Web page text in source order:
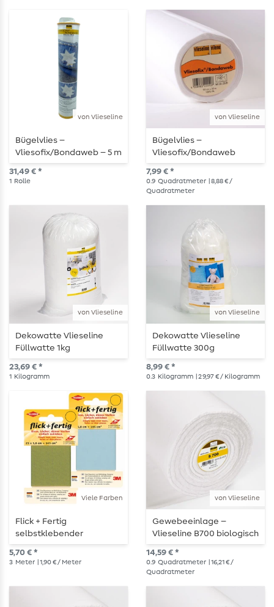
von Vlieseline
Bügelvlies –
Vliesofix/Bondaweb – 5 m
Rolle
31,49 € *
1 Rolle
von Vlieseline
Bügelvlies –
Vliesofix/Bondaweb
7,99 € *
0.9 Quadratmeter
| 8,88 € /
Quadratmeter
von Vlieseline
Dekowatte Vlieseline
Füllwatte 1kg
23,69 € *
1 Kilogramm
von Vlieseline
Dekowatte Vlieseline
Füllwatte 300g
8,99 € *
0.3 Kilogramm | 29,97 € / Kilogramm
Viele Farben
Flick + Fertig
selbstklebender
Reparaturflicken 5,8 x 25
cm
5,70 € *
3 Meter | 1,90 € / Meter
von Vlieseline
Gewebeeinlage –
Vlieseline B700 biologisch
abbaubar
14,59 € *
0.9 Quadratmeter
| 16,21 € /
Quadratmeter